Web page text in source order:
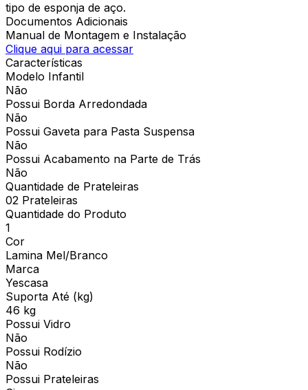
tipo de esponja de aço.
Documentos Adicionais
Manual de Montagem e Instalação
Clique aqui para acessar
Características
Modelo Infantil
Não
Possui Borda Arredondada
Não
Possui Gaveta para Pasta Suspensa
Não
Possui Acabamento na Parte de Trás
Não
Quantidade de Prateleiras
02 Prateleiras
Quantidade do Produto
1
Cor
Lamina Mel/Branco
Marca
Yescasa
Suporta Até (kg)
46 kg
Possui Vidro
Não
Possui Rodízio
Não
Possui Prateleiras